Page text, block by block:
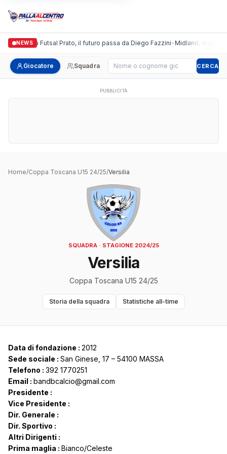
NEWS
Italgronda Futsal Prato, il futuro passa da Diego Fazzini•Midland, doppio
Giocatore Squadra Cerca giocatore CERCA
PUBBLICITÀ
Home/Coppa Toscana U15 24/25/Versilia
SQUADRA · STAGIONE 2024/25
Versilia
Coppa Toscana U15 24/25
Storia della squadra Statistiche all-time
Data di fondazione : 2012
Sede sociale : San Ginese, 17 – 54100 MASSA
Telefono : 392 1770251
Email : bandbcalcio@gmail.com
Presidente :
Vice Presidente :
Dir. Generale :
Dir. Sportivo :
Altri Dirigenti :
Prima maglia : Bianco/Celeste